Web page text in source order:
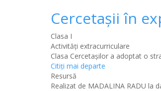
Cercetașii în
Clasa I
Activități extracurriculare
Clasa Cercetașilor a adoptat o
Citiţi mai departe
Resursă
Realizat de MADALINA RADU la